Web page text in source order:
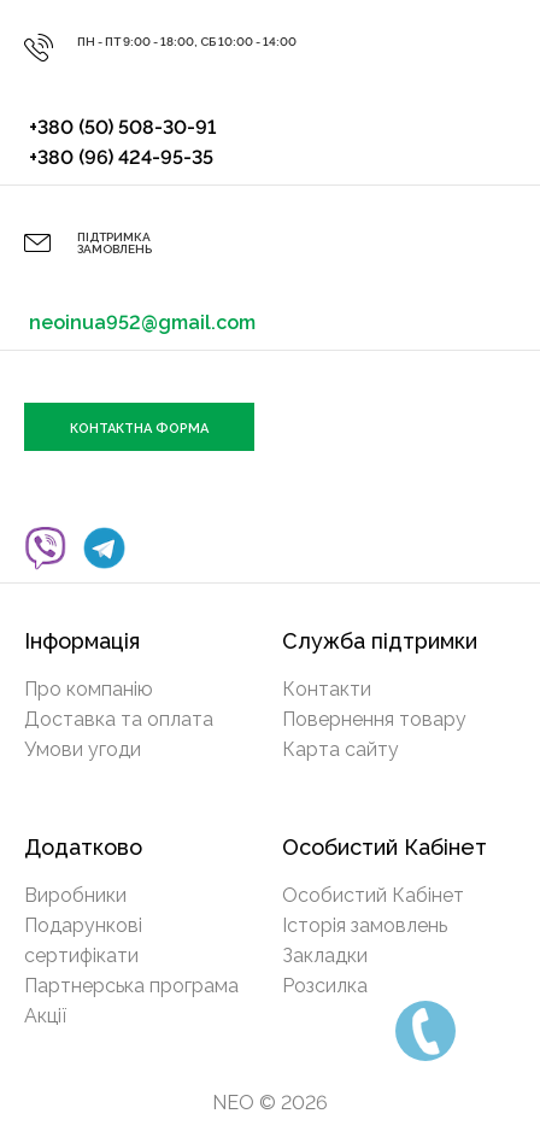
ПН - ПТ 9:00 - 18:00, СБ 10:00 - 14:00
+380 (50) 508-30-91
+380 (96) 424-95-35
ПІДТРИМКА
ЗАМОВЛЕНЬ
neoinua952@gmail.com
КОНТАКТНА ФОРМА
Інформація
Про компанію
Доставка та оплата
Умови угоди
Служба підтримки
Контакти
Повернення товару
Карта сайту
Додатково
Виробники
Подарункові
сертифікати
Партнерська програма
Акції
Особистий Кабінет
Особистий Кабінет
Історія замовлень
Закладки
Розсилка
NEO © 2026